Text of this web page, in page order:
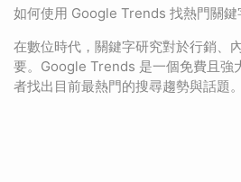
如何使用 Google Trends 找熱門關鍵
在數位時代，關鍵字研究對於行銷、
要。Google Trends 是一個免費且強
者找出目前最熱門的搜尋趨勢與話題。